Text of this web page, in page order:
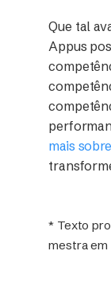
Que tal
Appus
mais
* Texto
mestra em